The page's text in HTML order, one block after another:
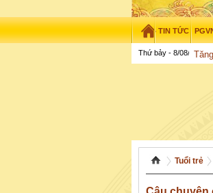
TIN TỨC
Thứ bảy - 8/08/2026
Tuổi trẻ